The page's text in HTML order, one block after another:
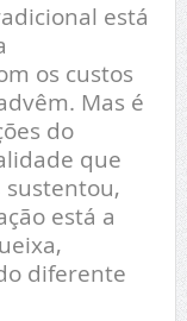
está
os custos
Mas é
do
que
sustentou,
está a
diferente